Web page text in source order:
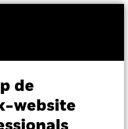
de
website
Index